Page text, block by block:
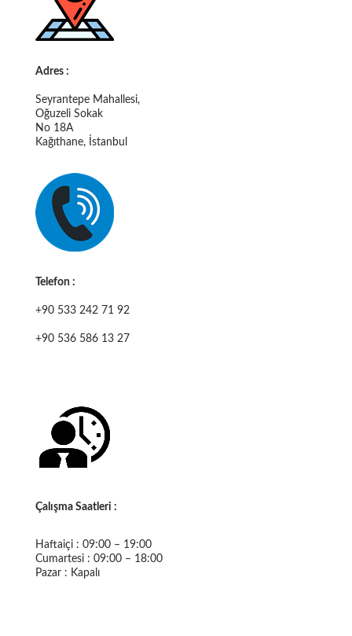
Adres :
Seyrantepe Mahallesi,
Oğuzeli Sokak
No 18A
Kağıthane, İstanbul
Telefon :
+90 533 242 71 92
+90 536 586 13 27
Çalışma Saatleri :
Haftaiçi : 09:00 – 19:00
Cumartesi : 09:00 – 18:00
Pazar : Kapalı